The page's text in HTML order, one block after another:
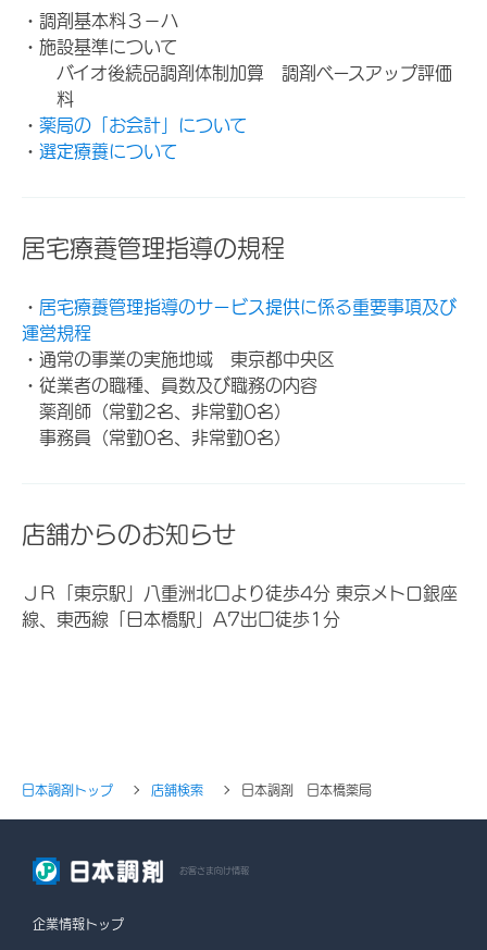
・調剤基本料３－ハ
・施設基準について
バイオ後続品調剤体制加算 調剤ベースアップ評価
料
・ 薬局の「お会計」について
・ 選定療養について
居宅療養管理指導の規程
・ 居宅療養管理指導のサービス提供に係る重要事項及び
運営規程
・通常の事業の実施地域 東京都中央区
・従業者の職種、員数及び職務の内容
薬剤師（常勤2名、非常勤0名）
事務員（常勤0名、非常勤0名）
店舗からのお知らせ
ＪＲ「東京駅」八重洲北口より徒歩4分 東京メトロ銀座
線、東西線「日本橋駅」A7出口徒歩1分
日本調剤トップ 店舗検索 日本調剤 日本橋薬局
お客さま向け情報
企業情報トップ